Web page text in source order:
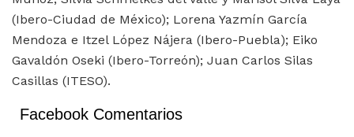
(Ibero-Ciudad de México); Lorena Yazmín García
Mendoza e Itzel López Nájera (Ibero-Puebla); Eiko
Gavaldón Oseki (Ibero-Torreón); Juan Carlos Silas
Casillas (ITESO).
Facebook Comentarios